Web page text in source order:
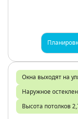
Окна выходят на
Наружное
Высота потолков